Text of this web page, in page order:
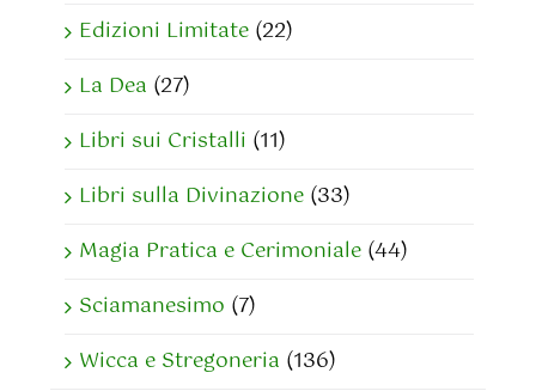
Edizioni Limitate (22)
La Dea (27)
Libri sui Cristalli (11)
Libri sulla Divinazione (33)
Magia Pratica e Cerimoniale (44)
Sciamanesimo (7)
Wicca e Stregoneria (136)